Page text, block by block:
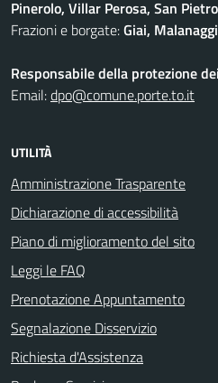
Pinerolo, Villar Perosa, San
Frazioni e borgate:Giai,
Responsabile della protezione
Email:dpo@comune.porte.to.it
UTILITÀ
Amministrazione Trasparente
Dichiarazione di accessibilità
Piano di miglioramento del sito
Leggi le FAQ
Prenotazione Appuntamento
Segnalazione Disservizio
Richiesta d'Assistenza